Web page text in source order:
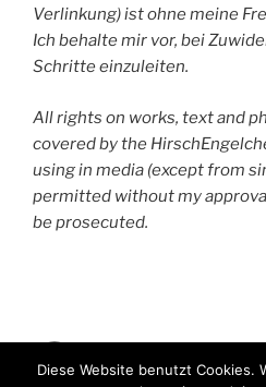
Verlinkung) ist ohne meine
Ich behalte mir vor, bei
Schritte einzuleiten.
All rights on works, text and
covered by the
using in media (except from
permitted without my
be prosecuted.
Diese Website benutzt Cookies.